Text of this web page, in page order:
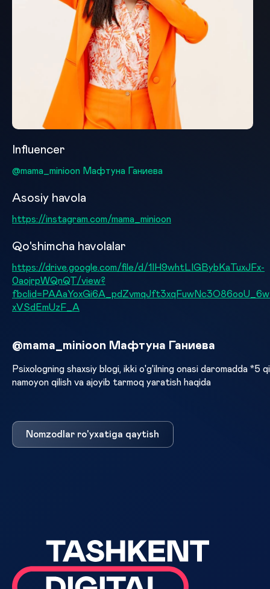
Influencer
@mama_minioon Мафтуна Ганиева
Asosiy havola
https://instagram.com/mama_minioon
Qo'shimcha havolalar
https://drive.google.com/file/d/1IH9whtLIGBybKaTuxJFx-
0aojrpWQnQT/view?
xVSdEmUzF_A
@mama_minioon Мафтуна Ганиева
Psixologning shaxsiy blogi, ikki o'g'ilning onasi daromadda *5
namoyon qilish va ajoyib tarmoq yaratish haqida
Nomzodlar ro'yxatiga qaytish